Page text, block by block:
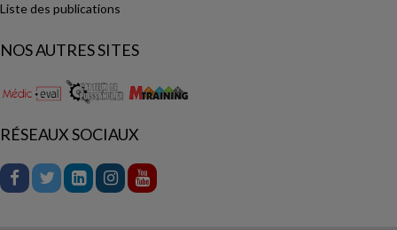
Liste des publications
NOS AUTRES SITES
RÉSEAUX SOCIAUX